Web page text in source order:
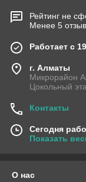
Рейтинг не
Менее 5
Работает с
г. Алматы
Микрорайон
Цокольный
Контакты
Сегодня
Показать
О нас